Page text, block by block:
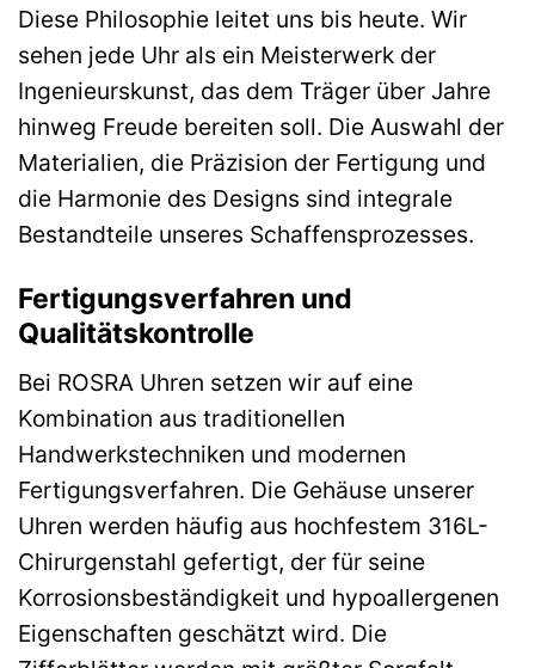
Diese Philosophie leitet uns bis heute. Wir
sehen jede Uhr als ein Meisterwerk der
Ingenieurskunst, das dem Träger über Jahre
hinweg Freude bereiten soll. Die Auswahl der
Materialien, die Präzision der Fertigung und
die Harmonie des Designs sind integrale
Bestandteile unseres Schaffensprozesses.
Fertigungsverfahren und
Qualitätskontrolle
Bei ROSRA Uhren setzen wir auf eine
Kombination aus traditionellen
Handwerkstechniken und modernen
Fertigungsverfahren. Die Gehäuse unserer
Uhren werden häufig aus hochfestem 316L-
Chirurgenstahl gefertigt, der für seine
Korrosionsbeständigkeit und hypoallergenen
Eigenschaften geschätzt wird. Die